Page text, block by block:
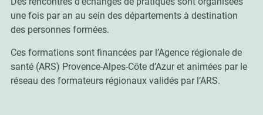
une fois par an au sein des départements à destination
des personnes formées.
Ces formations sont financées par l’Agence régionale de
santé (ARS) Provence-Alpes-Côte d’Azur et animées par le
réseau des formateurs régionaux validés par l’ARS.